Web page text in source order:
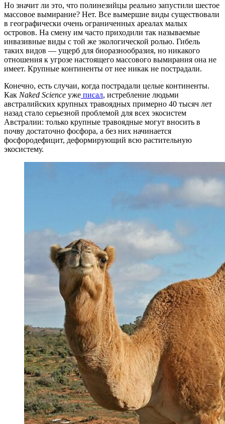
Но значит ли это, что полинезийцы реально запустили шестое
массовое вымирание? Нет. Все вымершие виды существовали
в географически очень ограниченных ареалах малых
островов. На смену им часто приходили так называемые
инвазивные виды с той же экологической ролью. Гибель
таких видов — ущерб для биоразнообразия, но никакого
отношения к угрозе настоящего массового вымирания она не
имеет. Крупные континенты от нее никак не пострадали.
Конечно, есть случаи, когда пострадали целые континенты.
Как Naked Science уже писал, истребление людьми
австралийских крупных травоядных примерно 40 тысяч лет
назад стало серьезной проблемой для всех экосистем
Австралии: только крупные травоядные могут вносить в
почву достаточно фосфора, а без них начинается
фосфородефицит, деформирующий всю растительную
экосистему.